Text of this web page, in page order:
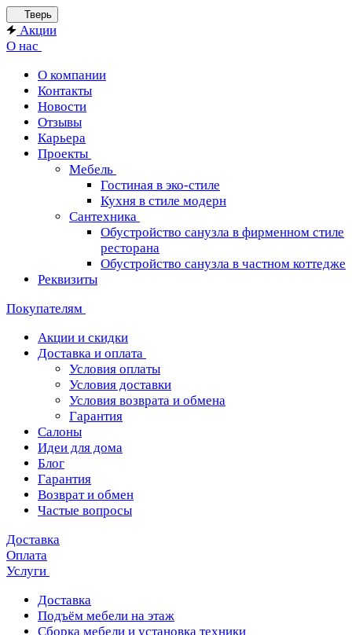
Тверь
Акции
О нас
О компании
Контакты
Новости
Отзывы
Карьера
Проекты
Мебель
Гостиная в эко-стиле
Кухня в стиле модерн
Сантехника
Обустройство санузла в фирменном стиле
ресторана
Обустройство санузла в частном коттедже
Реквизиты
Покупателям
Акции и скидки
Доставка и оплата
Условия оплаты
Условия доставки
Условия возврата и обмена
Гарантия
Салоны
Идеи для дома
Блог
Гарантия
Возврат и обмен
Частые вопросы
Доставка
Оплата
Услуги
Доставка
Подъём мебели на этаж
Сборка мебели и установка техники